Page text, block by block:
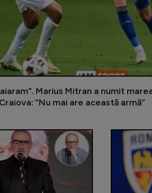
Marius Mitran a numit
”Nu mai are această armă”